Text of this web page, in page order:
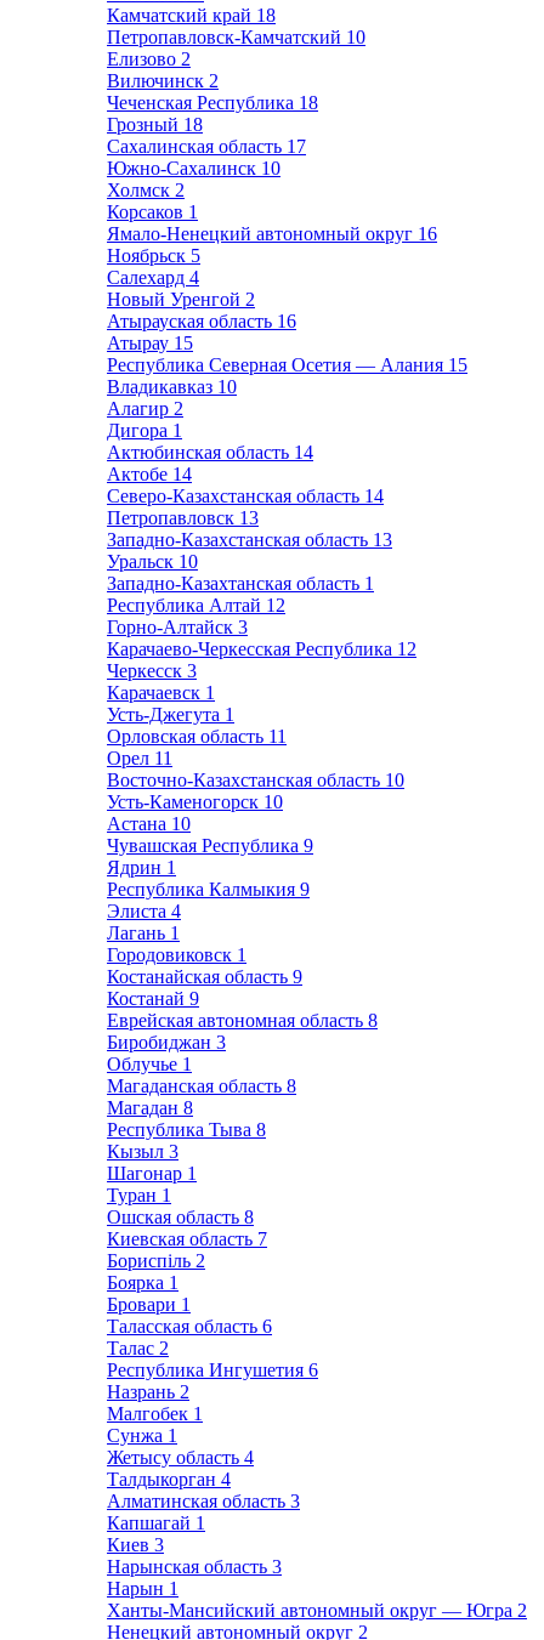
Камчатский край 18
Петропавловск-Камчатский 10
Елизово 2
Вилючинск 2
Чеченская Республика 18
Грозный 18
Сахалинская область 17
Южно-Сахалинск 10
Холмск 2
Корсаков 1
Ямало-Ненецкий автономный округ 16
Ноябрьск 5
Салехард 4
Новый Уренгой 2
Атырауская область 16
Атырау 15
Республика Северная Осетия — Алания 15
Владикавказ 10
Алагир 2
Дигора 1
Актюбинская область 14
Актобе 14
Северо-Казахстанская область 14
Петропавловск 13
Западно-Казахстанская область 13
Уральск 10
Западно-Казахтанская область 1
Республика Алтай 12
Горно-Алтайск 3
Карачаево-Черкесская Республика 12
Черкесск 3
Карачаевск 1
Усть-Джегута 1
Орловская область 11
Орел 11
Восточно-Казахстанская область 10
Усть-Каменогорск 10
Астана 10
Чувашская Республика 9
Ядрин 1
Республика Калмыкия 9
Элиста 4
Лагань 1
Городовиковск 1
Костанайская область 9
Костанай 9
Еврейская автономная область 8
Биробиджан 3
Облучье 1
Магаданская область 8
Магадан 8
Республика Тыва 8
Кызыл 3
Шагонар 1
Туран 1
Ошская область 8
Киевская область 7
Бориспіль 2
Боярка 1
Бровари 1
Таласская область 6
Талас 2
Республика Ингушетия 6
Назрань 2
Малгобек 1
Сунжа 1
Жетысу область 4
Талдыкорган 4
Алматинская область 3
Капшагай 1
Киев 3
Нарынская область 3
Нарын 1
Ханты-Мансийский автономный округ — Югра 2
Ненецкий автономный округ 2